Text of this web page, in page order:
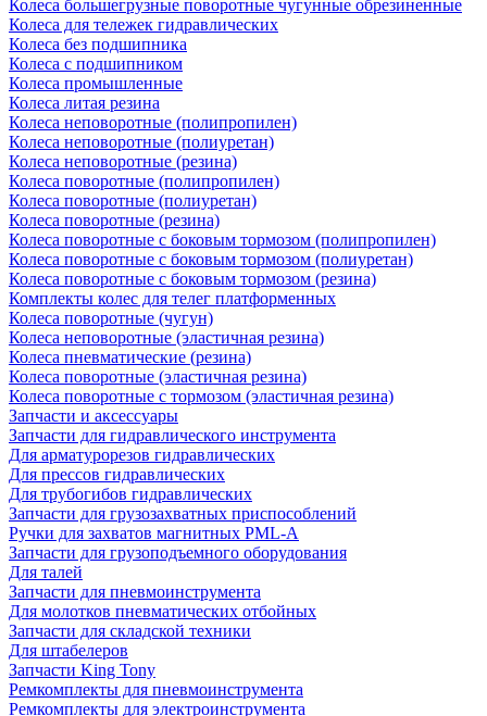
Колеса большегрузные поворотные чугунные обрезиненные
Колеса для тележек гидравлических
Колеса без подшипника
Колеса с подшипником
Колеса промышленные
Колеса литая резина
Колеса неповоротные (полипропилен)
Колеса неповоротные (полиуретан)
Колеса неповоротные (резина)
Колеса поворотные (полипропилен)
Колеса поворотные (полиуретан)
Колеса поворотные (резина)
Колеса поворотные c боковым тормозом (полипропилен)
Колеса поворотные c боковым тормозом (полиуретан)
Колеса поворотные c боковым тормозом (резина)
Комплекты колес для телег платформенных
Колеса поворотные (чугун)
Колеса неповоротные (эластичная резина)
Колеса пневматические (резина)
Колеса поворотные (эластичная резина)
Колеса поворотные c тормозом (эластичная резина)
Запчасти и аксессуары
Запчасти для гидравлического инструмента
Для арматурорезов гидравлических
Для прессов гидравлических
Для трубогибов гидравлических
Запчасти для грузозахватных приспособлений
Ручки для захватов магнитных PML-A
Запчасти для грузоподъемного оборудования
Для талей
Запчасти для пневмоинструмента
Для молотков пневматических отбойных
Запчасти для складской техники
Для штабелеров
Запчасти King Tony
Ремкомплекты для пневмоинструмента
Ремкомплекты для электроинструмента